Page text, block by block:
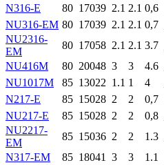
N316-E
80 17039 2.1 2.1 0,6
NU316-EM 80 17039 2.1 2.1 0,7
NU2316-
EM
80 17058 2.1 2.1 3.7
NU416M
80 20048 3 3 4.6
NU1017M
85 13022 1.1 1 4
N217-E
85 15028 2 2 0,7
NU217-E
85 15028 2 2 0,8
NU2217-
EM
85 15036 2 2 1.3
N317-EM
85 18041 3 3 1.1